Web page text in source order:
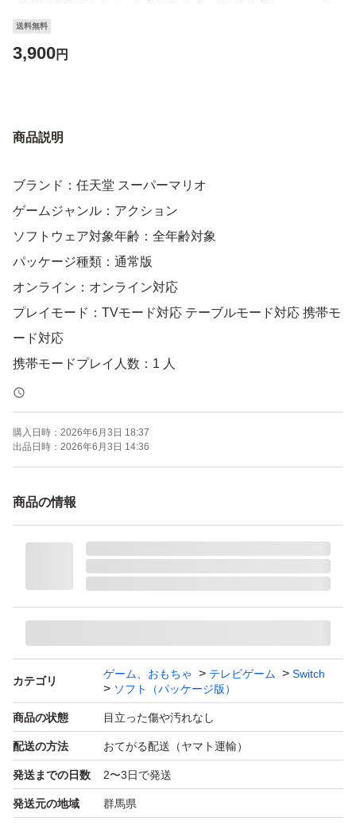
送料無料
3,900円
商品説明
ブランド：任天堂 スーパーマリオ
ゲームジャンル：アクション
ソフトウェア対象年齢：全年齢対象
パッケージ種類：通常版
オンライン：オンライン対応
プレイモード：TVモード対応 テーブルモード対応 携帯モ
ード対応
携帯モードプレイ人数：1 人
購入日時： 2026年6月3日 18:37
出品日時： 2026年6月3日 14:36
商品の情報
カテゴリ
ゲーム、おもちゃ テレビゲーム
Switch
ソフト（パッケージ版）
商品の状態 目立った傷や汚れなし
配送の方法 おてがる配送（ヤマト運輸）
発送までの日数 2〜3日で発送
発送元の地域 群馬県